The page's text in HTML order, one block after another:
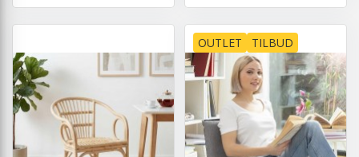
OUTLET TILBUD